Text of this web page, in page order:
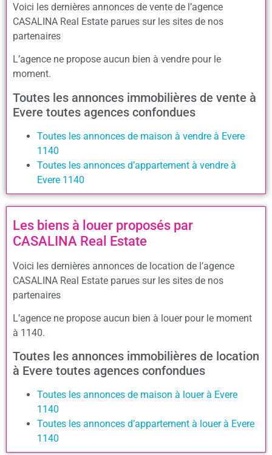
Voici les dernières annonces de vente de l’agence
CASALINA Real Estate parues sur les sites de nos
partenaires
L’agence ne propose aucun bien à vendre pour le
moment.
Toutes les annonces immobilières de vente à
Evere toutes agences confondues
Toutes les annonces de maison à vendre à Evere
1140
Toutes les annonces d’appartement à vendre à
Evere 1140
Les biens à louer proposés par
CASALINA Real Estate
Voici les dernières annonces de location de l’agence
CASALINA Real Estate parues sur les sites de nos
partenaires
L’agence ne propose aucun bien à louer pour le moment
à 1140.
Toutes les annonces immobilières de location
à Evere toutes agences confondues
Toutes les annonces de maison à louer à Evere
1140
Toutes les annonces d’appartement à louer à Evere
1140